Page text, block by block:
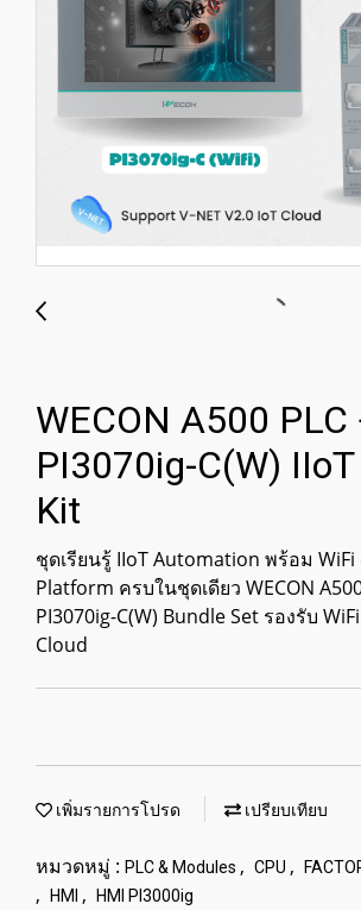
WECON A500 PLC
PI3070ig-C(W)
Kit
ชุดเรียนรู้ IIoT Automation พร้อม WiFi
Platform ครบในชุดเดียว WECON
PI3070ig-C(W) Bundle Set รองรับ
Cloud
เพิ่มรายการโปรด เปรียบเทียบ
หมวดหมู่ : PLC & Modules , CPU ,
, HMI , HMI PI3000ig